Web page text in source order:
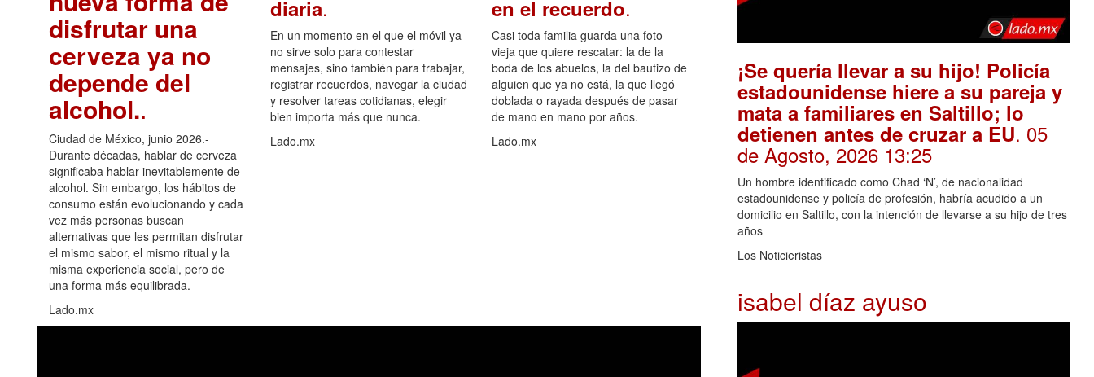
disfrutar una
cerveza ya no
depende del
alcohol..
Ciudad de México, junio 2026.-
Durante décadas, hablar de cerveza
significaba hablar inevitablemente de
alcohol. Sin embargo, los hábitos de
consumo están evolucionando y cada
vez más personas buscan
alternativas que les permitan disfrutar
el mismo sabor, el mismo ritual y la
misma experiencia social, pero de
una forma más equilibrada.
Lado.mx
diaria.
En un momento en el que el móvil ya
no sirve solo para contestar
mensajes, sino también para trabajar,
registrar recuerdos, navegar la ciudad
y resolver tareas cotidianas, elegir
bien importa más que nunca.
Lado.mx
en el recuerdo.
Casi toda familia guarda una foto
vieja que quiere rescatar: la de la
boda de los abuelos, la del bautizo de
alguien que ya no está, la que llegó
doblada o rayada después de pasar
de mano en mano por años.
Lado.mx
¡Se quería llevar a su hijo! Policía
estadounidense hiere a su pareja y
mata a familiares en Saltillo; lo
detienen antes de cruzar a EU. 05
de Agosto, 2026 13:25
Un hombre identificado como Chad ‘N’, de nacionalidad
estadounidense y policía de profesión, habría acudido a un
domicilio en Saltillo, con la intención de llevarse a su hijo de tres
años
Los Noticieristas
isabel díaz ayuso